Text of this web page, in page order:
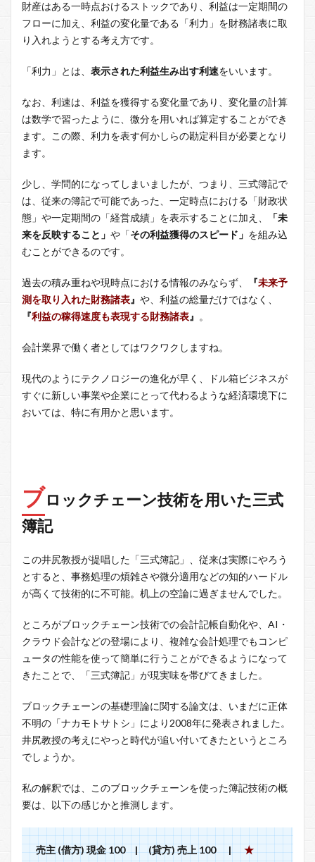
財産はある一時点おけるストックであり、利益は一定期間の
フローに加え、利益の変化量である「利力」を財務諸表に取
り入れようとする考え方です。
「利力」とは、 表示された利益生み出す利速をいいます。
なお、利速は、利益を獲得する変化量であり、変化量の計算
は数学で習ったように、微分を用いれば算定することができ
ます。この際、利力を表す何かしらの勘定科目が必要となり
ます。
少し、学問的になってしまいましたが、つまり、三式簿記で
は、従来の簿記で可能であった、一定時点における「財政状
態」や一定期間の「経営成績」を表示することに加え、
「未
来を反映すること」 や「その利益獲得のスピード」 を組み込
むことができるのです。
過去の積み重ねや現時点における情報のみならず、 『未来予
測を取り入れた財務諸表』 や、利益の総量だけではなく、
『利益の稼得速度も表現する財務諸表』 。
会計業界で働く者としてはワクワクしますね。
現代のようにテクノロジーの進化が早く、ドル箱ビジネスが
すぐに新しい事業や企業にとって代わるような経済環境下に
おいては、特に有用かと思います。
ブロックチェーン技術を用いた三式
簿記
この井尻教授が提唱した「三式簿記」、従来は実際にやろう
とすると、事務処理の煩雑さや微分適用などの知的ハードル
が高くて技術的に不可能。机上の空論に過ぎませんでした。
ところがブロックチェーン技術での会計記帳自動化や、AI・
クラウド会計などの登場により、複雑な会計処理でもコンピ
ュータの性能を使って簡単に行うことができるようになって
きたことで、「三式簿記」が現実味を帯びてきました。
ブロックチェーンの基礎理論に関する論文は、いまだに正体
不明の「ナカモトサトシ」により2008年に発表されました。
井尻教授の考えにやっと時代が追い付いてきたというところ
でしょうか。
私の解釈では、このブロックチェーンを使った簿記技術の概
要は、以下の感じかと推測します。
売主 (借方) 現金 100 | (貸方) 売上 100 |★